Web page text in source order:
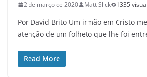
2 de março de 2020 Matt Slick 1335
Por David Brito Um irmão em Cristo
atenção de um folheto que lhe foi
Read More